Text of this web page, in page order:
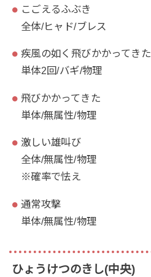
こごえるふぶき
全体/ヒャド/ブレス
疾風の如く飛びかかってきた
単体2回/バギ/物理
飛びかかってきた
単体/無属性/物理
激しい雄叫び
全体/無属性/物理
※確率で怯え
通常攻撃
単体/無属性/物理
ひょうけつのきし(中央)